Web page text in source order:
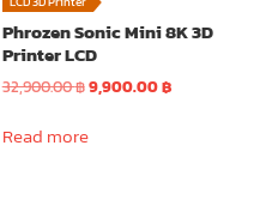
Phrozen Sonic Mini 8K 3D
Printer LCD
32,900.00฿Original
was:
9,900.00฿Current
Read more